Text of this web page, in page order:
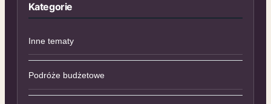
Kategorie
Inne tematy
Podróże budżetowe